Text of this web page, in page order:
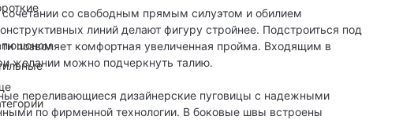
со свободным прямым силуэтом и обилием
линий делают фигуру стройнее. Подстроиться под
позволяет комфортная увеличенная пройма. Входящим в
желании можно подчеркнуть талию.
переливающиеся дизайнерские пуговицы с надежными
по фирменной технологии. В боковые швы встроены